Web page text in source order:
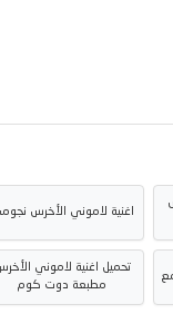
اغنية لاموني الأخرس
تحميل اغنية لاموني
مطبعة دوت كوم